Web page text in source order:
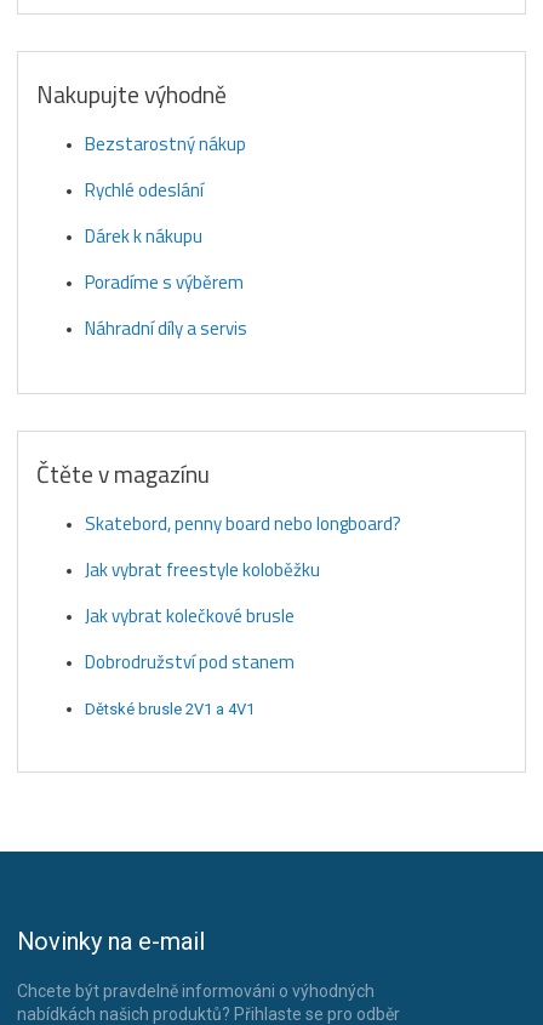
Nakupujte výhodně
Bezstarostný nákup
Rychlé odeslání
Dárek k nákupu
Poradíme s výběrem
Náhradní díly a servis
Čtěte v magazínu
Skatebord, penny board nebo longboard?
Jak vybrat freestyle koloběžku
Jak vybrat kolečkové brusle
Dobrodružství pod stanem
Dětské brusle 2V1 a 4V1
Novinky na e-mail
Chcete být pravdelně informováni o výhodných
nabídkách našich produktů? Přihlaste se pro odběr